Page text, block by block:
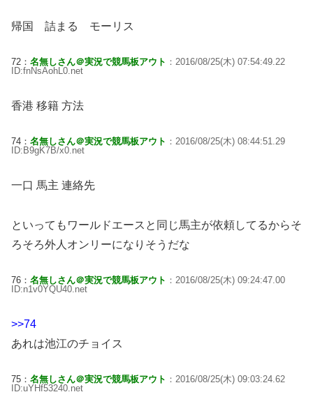
帰国 詰まる モーリス
72： 名無しさん＠実況で競馬板アウト ：2016/08/25(木) 07:54:49.22
ID:fnNsAohL0.net
香港 移籍 方法
74： 名無しさん＠実況で競馬板アウト ：2016/08/25(木) 08:44:51.29
ID:B9gK7B/x0.net
一口 馬主 連絡先
といってもワールドエースと同じ馬主が依頼してるからそ
ろそろ外人オンリーになりそうだな
76： 名無しさん＠実況で競馬板アウト ：2016/08/25(木) 09:24:47.00
ID:n1v0YQU40.net
>>74
あれは池江のチョイス
75： 名無しさん＠実況で競馬板アウト ：2016/08/25(木) 09:03:24.62
ID:uYHf53240.net